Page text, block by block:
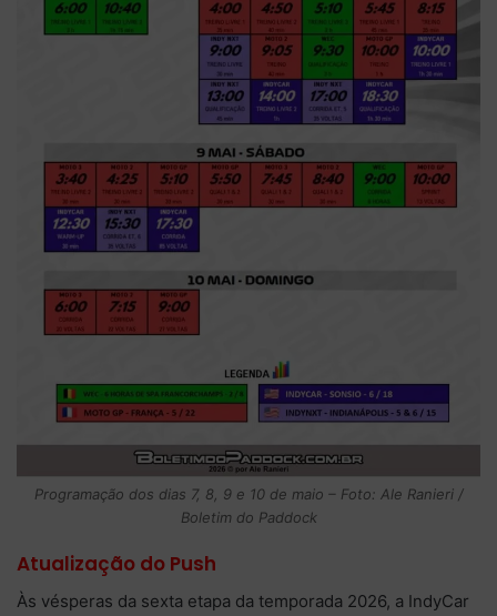
Programação dos dias 7, 8, 9 e 10 de maio – Foto: Ale Ranieri /
Boletim do Paddock
Atualização do Push
Às vésperas da sexta etapa da temporada 2026, a IndyCar